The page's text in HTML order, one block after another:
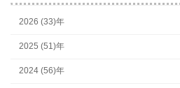
2026 (33)年
2025 (51)年
2024 (56)年